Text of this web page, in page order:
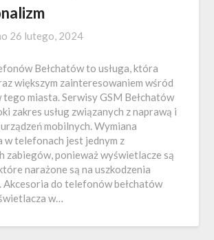
26 lutego, 2024
Bełchatów to usługa, która
większym zainteresowaniem wśród
tego miasta. Serwisy GSM Bełchatów
zakres usług związanych z naprawą i
mobilnych. Wymiana
w telefonach jest jednym z
zabiegów, ponieważ wyświetlacze są
narażone są na uszkodzenia
Akcesoria do telefonów bełchatów
w…